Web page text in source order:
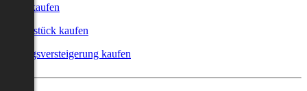
Büro kaufen
Grundstück kaufen
Zwangsversteigerung kaufen